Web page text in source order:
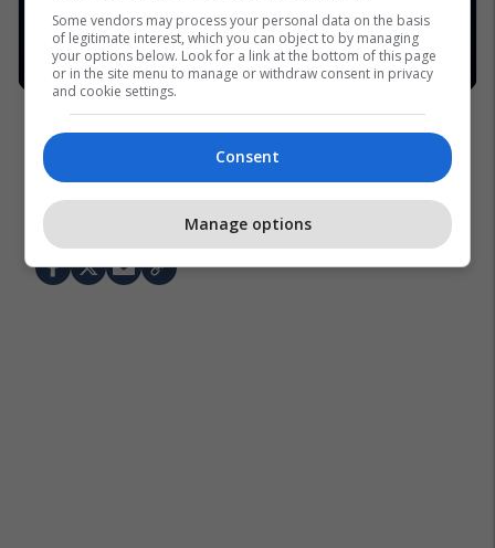
Salajdin Salihu Poezia Drita Çomo Letersia
Some vendors may process your personal data on the basis
of legitimate interest, which you can object to by managing
your options below. Look for a link at the bottom of this page
or in the site menu to manage or withdraw consent in privacy
and cookie settings.
Consent
Manage options